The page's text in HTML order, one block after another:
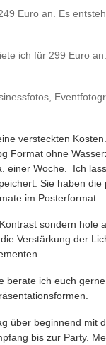
Euro an. Es
ich für 299 Euro
versteckten
Format ohne
einer Woche. Ich
Sie haben
im Posterformat.
sondern hole
Verstärkung der
berate ich euch
über beginnend mit
bis zur Party.